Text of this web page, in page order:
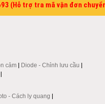
(Hỗ trợ tra mã vận đơn
cảm | Diode - Chỉnh lưu cầu |
|
- Cách ly quang |